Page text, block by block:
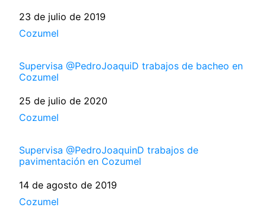
Fecha
23 de julio de 2019
Respecto a
Cozumel
Supervisa @PedroJoaquiD trabajos de bacheo en
Cozumel
Fecha
25 de julio de 2020
Respecto a
Cozumel
Supervisa @PedroJoaquinD trabajos de
pavimentación en Cozumel
Fecha
14 de agosto de 2019
Respecto a
Cozumel